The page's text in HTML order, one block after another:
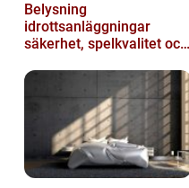
Belysning
idrottsanläggningar
säkerhet, spelkvalitet och